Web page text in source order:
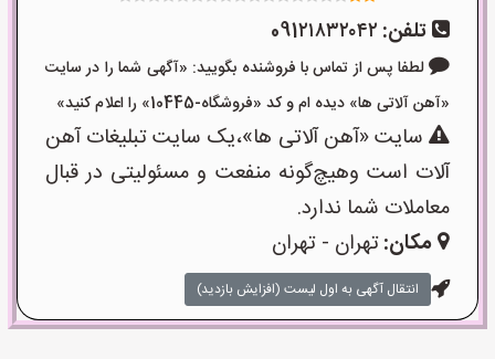
تلفن: 091۲۱۸۳۲۰۴۲
لطفا پس از تماس با فروشنده بگویید: «آگهی شما را در سایت
«آهن آلاتی ها» دیده ام و کد «فروشگاه-10445» را اعلام کنید»
سایت «آهن آلاتی ها»،یک سایت تبلیغات آهن
آلات است وهیچ‌گونه منفعت و مسئولیتی در قبال
معاملات شما ندارد.
مکان:تهران - تهران
انتقال آگهی به اول لیست (افزایش بازدید)